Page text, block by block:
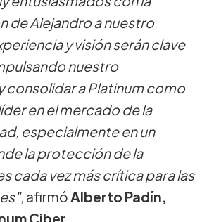
de Alejandro a nuestro
y visión serán clave
nuestro
consolidar a Platinum como
en el mercado de la
especialmente en un
la protección de la
cada vez más crítica para las
afirmó Alberto Padín,
Ciber.